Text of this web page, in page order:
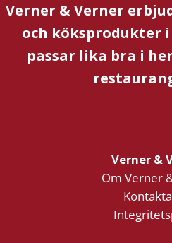
Verner & Verner
och köksprodukter
passar lika bra i
Verner &
Om Verner